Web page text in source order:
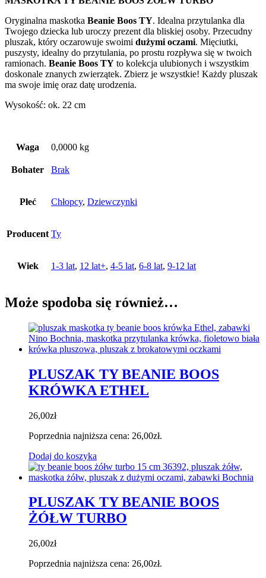
Oryginalna maskotka Beanie Boos TY. Idealna przytulanka dla
Twojego dziecka lub uroczy prezent dla bliskiej osoby. Przecudny
pluszak, który oczarowuje swoimi dużymi oczami. Mięciutki,
puszysty, idealny do przytulania, po prostu rozpływa się w twoich
ramionach. Beanie Boos TY to kolekcja ulubionych i wszystkim
doskonale znanych zwierzątek. Zbierz je wszystkie! Każdy pluszak
ma swoje imię oraz datę urodzenia.
Wysokość: ok. 22 cm
Waga 0,0000 kg
Bohater Brak
Płeć Chłopcy, Dziewczynki
Producent Ty
Wiek 1-3 lat, 12 lat+, 4-5 lat, 6-8 lat, 9-12 lat
Może spodoba się również…
PLUSZAK TY BEANIE BOOS
KRÓWKA ETHEL
26,00zł
Poprzednia najniższa cena: 26,00zł.
Dodaj do koszyka
PLUSZAK TY BEANIE BOOS
ŻÓŁW TURBO
26,00zł
Poprzednia najniższa cena: 26,00zł.